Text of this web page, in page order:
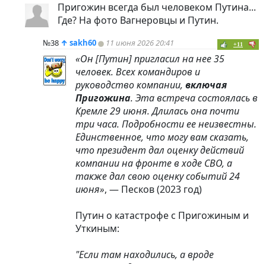
Пригожин всегда был человеком Путина...
Где? На фото Вагнеровцы и Путин.
№38 ↑ sakh60 11 июня 2026 20:41 +11
«Он [Путин] пригласил на нее 35
человек. Всех командиров и
руководство компании, включая
Пригожина. Эта встреча состоялась в
Кремле 29 июня. Длилась она почти
три часа. Подробности ее неизвестны.
Единственное, что могу вам сказать,
что президент дал оценку действий
компании на фронте в ходе СВО, а
также дал свою оценку событий 24
июня», — Песков (2023 год)
Путин о катастрофе с Пригожиным и
Уткиным:
"Если там находились, а вроде